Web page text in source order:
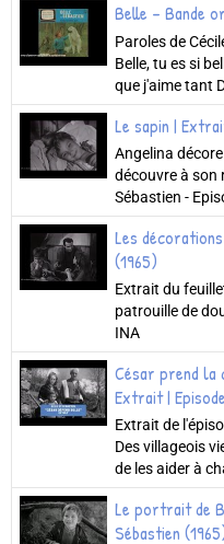
Belle - Bande
Paroles de
Belle, tu es si
que j'aime tant
Le sapin |
Angelina
découvre à son
Sébastien -
Les
(1965)
Extrait du
patrouille de
INA
César prend la
Extrait |
Extrait de
Des villageois
de les aider à
Le portrait de
Sébastien